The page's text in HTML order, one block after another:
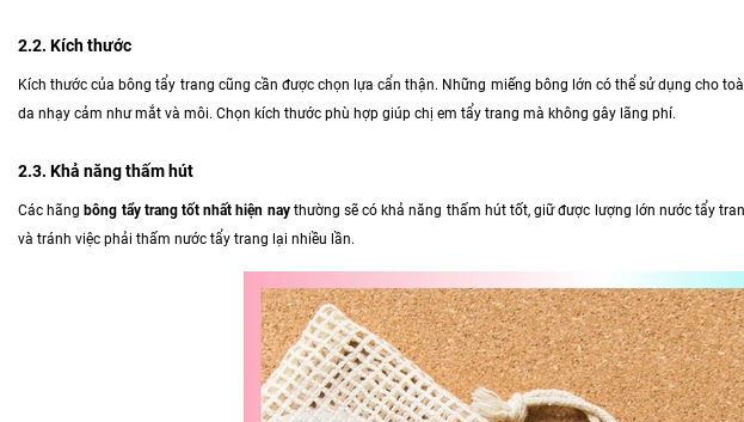
2.2. Kích thước
Kích thước của bông tẩy trang cũng cần được chọn lựa cẩn thận. Những miếng bông lớn có thể sử dụng cho
da nhạy cảm như mắt và môi. Chọn kích thước phù hợp giúp chị em tẩy trang mà không gây lãng phí.
2.3. Khả năng thấm hút
Các hãng bông tẩy trang tốt nhất hiện naythường sẽ có khả năng thấm hút tốt, giữ được lượng lớn nước tẩy
và tránh việc phải thấm nước tẩy trang lại nhiều lần.